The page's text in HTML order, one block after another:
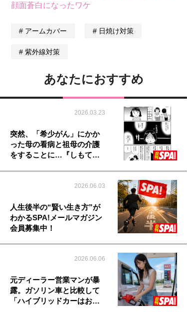
顔面蒼白になったワケ
アームカバー 日焼け対策
紫外線対策
あなたにおすすめ
2026.03.23
突然、「希少がん」にかか
った母の看病と祖母の介護
をすることに…『しもて…
2026.06.03
人生後半の“賢い生き方”が
わかるSPA!メールマガジン
会員募集中！
2026.06.06
元ディーラー営業マンが暴
露。ガソリン車と比較して
「ハイブリッドカーはお…